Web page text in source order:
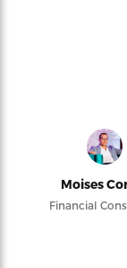
Moises
Financial